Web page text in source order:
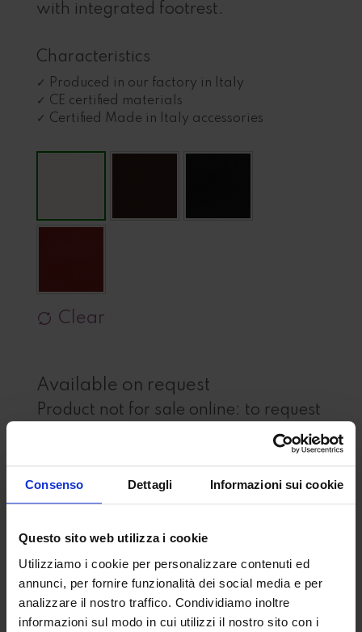
Consenso Dettagli Informazioni sui cookie
Questo sito web utilizza i cookie
Utilizziamo i cookie per personalizzare contenuti ed
annunci, per fornire funzionalità dei social media e per
analizzare il nostro traffico. Condividiamo inoltre
informazioni sul modo in cui utilizzi il nostro sito con i
with integrated footrest.
Characteristics
Produced in our factory in Italy
CE certified materials
Certified Made in Italy accessories
Clear
Available on request
Product not for sale online: to request
colors and options, fill in the form